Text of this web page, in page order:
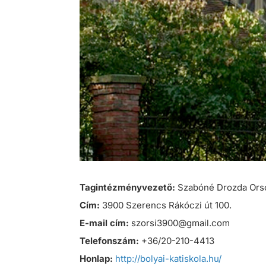
Tagintézményvezető: Szabóné Drozda
Cím: 3900 Szerencs Rákóczi út 100.
E-mail cím: szorsi3900@gmail.com
Telefonszám: +36/20-210-4413
Honlap: http://bolyai-katiskola.hu/